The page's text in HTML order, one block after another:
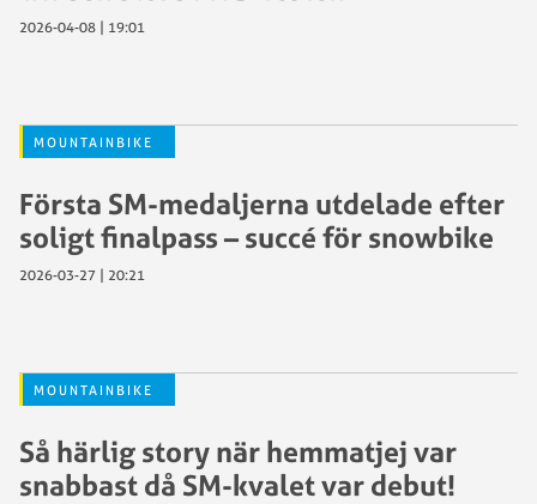
2026-04-08 | 19:01
MOUNTAINBIKE
Första SM-medaljerna utdelade efter
soligt finalpass – succé för snowbike
2026-03-27 | 20:21
MOUNTAINBIKE
Så härlig story när hemmatjej var
snabbast då SM-kvalet var debut!